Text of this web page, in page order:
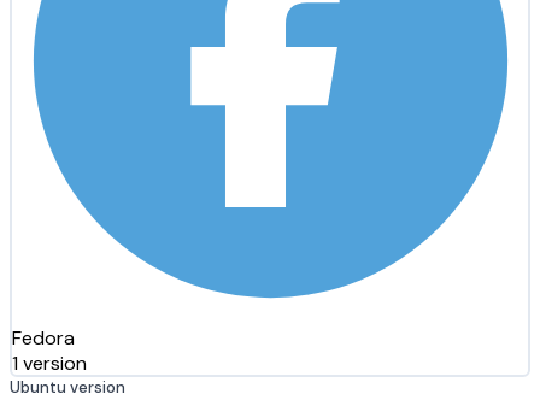
Fedora
1 version
Ubuntu version